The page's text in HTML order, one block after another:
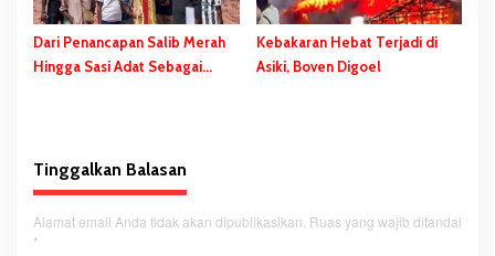
Dari Penancapan Salib Merah
Hingga Sasi Adat Sebagai
Kebakaran Hebat Terjadi di
Asiki, Boven Digoel
Tinggalkan Balasan
Alamat email Anda tidak akan dipublikasikan. Ruas yang wajib ditandai
*